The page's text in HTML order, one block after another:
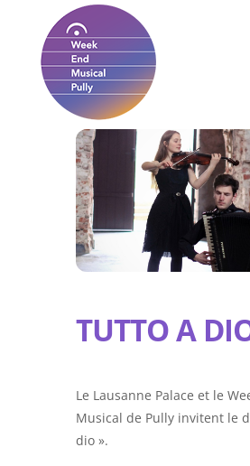
TUTTO A
Le Lausanne Palace et le
Musical de Pully invitent le
dio ».